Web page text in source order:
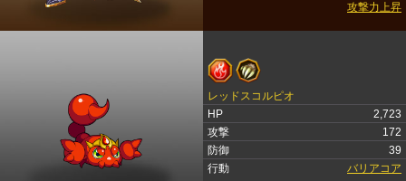
攻撃力上昇
レッドスコルピオ
HP
2,723
攻撃
172
防御
39
行動
バリアコア